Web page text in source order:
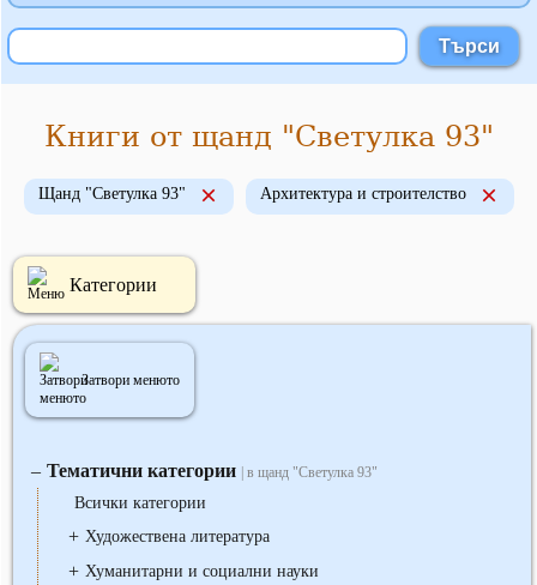
Книги от щанд "Светулка 93"
Щанд "Светулка 93" Архитектура и строителство
Категории
Затвори менюто
‒ Тематични категории | в щанд "Светулка 93"
Всички категории
+ Художествена литература
+ Хуманитарни и социални науки